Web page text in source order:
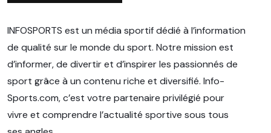
INFOSPORTS est un média sportif dédié à l’information
de qualité sur le monde du sport. Notre mission est
d’informer, de divertir et d’inspirer les passionnés de
sport grâce à un contenu riche et diversifié. Info-
Sports.com, c’est votre partenaire privilégié pour
vivre et comprendre l’actualité sportive sous tous